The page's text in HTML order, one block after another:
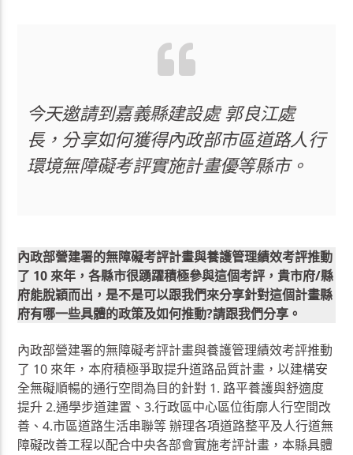
今天邀請到嘉義縣建設處 郭良江處
長，分享如何獲得內政部市區道路人行
環境無障礙考評實施計畫優等縣市。
內政部營建署的無障礙考評計畫與養護管理績效考評推動
了 10 來年，各縣市很踴躍積極參與這個考評，貴市府/縣
府能脫穎而出，是不是可以跟我們來分享針對這個計畫縣
府有哪一些具體的政策及如何推動?請跟我們分享。
內政部營建署的無障礙考評計畫與養護管理績效考評推動
了 10 來年，本府積極爭取提升道路品質計畫，以建構安
全無礙順暢的通行空間為目的針對 1. 路平養護與舒適度
提升 2.通學步道建置、3.行政區中心區位街廓人行空間改
善、4.市區道路生活串聯等 辦理各項道路整平及人行道無
障礙改善工程以配合中央各部會實施考評計畫，本縣具體